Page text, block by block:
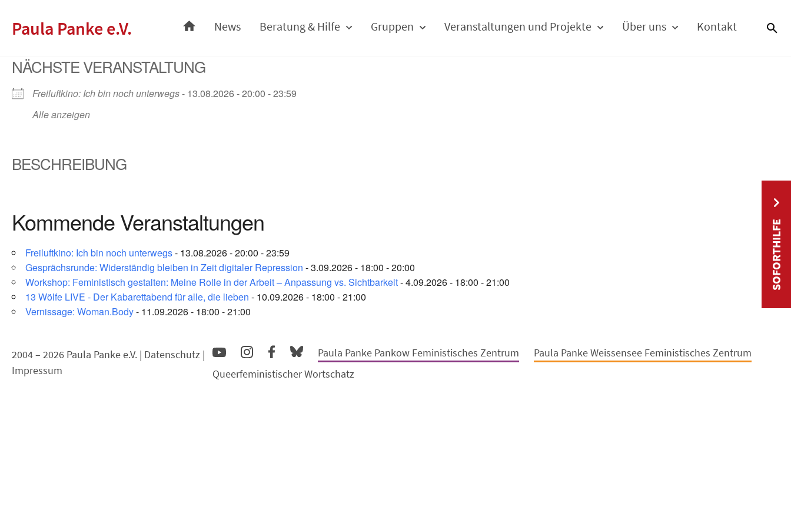
Paula Panke e.V. News Beratung & Hilfe Gruppen Veranstaltungen und Projekte Über uns Kontakt
NÄCHSTE VERANSTALTUNG
Freiluftkino: Ich bin noch unterwegs- 13.08.2026 - 20:00 - 23:59
Alle anzeigen
BESCHREIBUNG
Kommende Veranstaltungen
Freiluftkino: Ich bin noch unterwegs- 13.08.2026 - 20:00 - 23:59
Gesprächsrunde: Widerständig bleiben in Zeit digitaler Repression - 3.09.2026 - 18:00 - 20:00
Workshop: Feministisch gestalten: Meine Rolle in der Arbeit – Anpassung vs. Sichtbarkeit- 4.09.2026 - 18:00 - 21:00
13 Wölfe LIVE - Der Kabarettabend für alle, die lieben - 10.09.2026 - 18:00 - 21:00
Vernissage: Woman.Body- 11.09.2026 - 18:00 - 21:00
2004 – 2026 Paula Panke e.V. | Datenschutz |
Impressum
Paula Panke Pankow Feministisches Zentrum
Paula Panke Weissensee Feministisches Zentrum
Queerfeministischer Wortschatz
SOFORTHILFE